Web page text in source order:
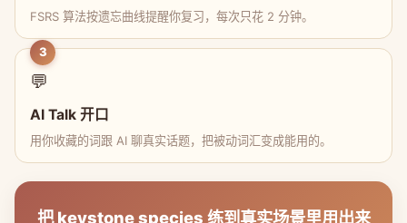
FSRS 算法按遗忘曲线提醒你复习，每次只花 2 分钟。
3
💬
AI Talk 开口
用你收藏的词跟 AI 聊真实话题，把被动词汇变成能用的。
把 keystone species 练到真实场景里用出来